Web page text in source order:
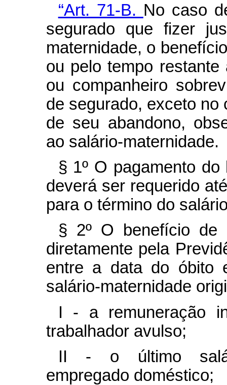
“Art. 71-B. No caso
segurado que fizer
maternidade, o
ou pelo tempo
ou companheiro
de segurado, exceto no
de seu abandono,
ao salário-maternidade.
§ 1º O pagamento
deverá ser requerido
para o término do
§ 2º O benefício
diretamente pela
entre a data do óbito
salário-maternidade
I - a remuneração
trabalhador avulso;
II - o último
empregado doméstico;